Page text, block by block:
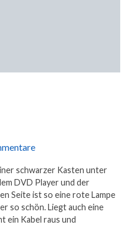
schwarzer Kasten unter
DVD Player und der
Seite ist so eine rote Lampe
so schön. Liegt auch eine
ein Kabel raus und